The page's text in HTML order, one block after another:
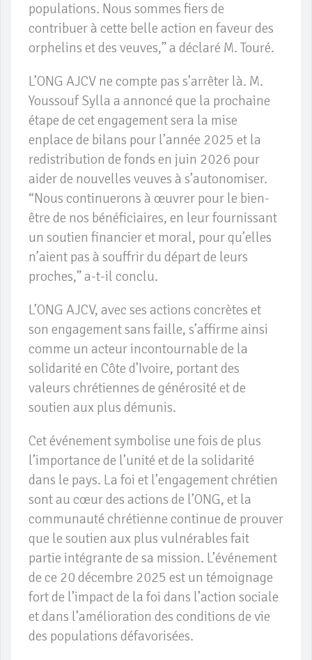
populations. Nous sommes fiers de
contribuer à cette belle action en faveur des
orphelins et des veuves,” a déclaré M. Touré.
L’ONG AJCV ne compte pas s’arrêter là. M.
Youssouf Sylla a annoncé que la prochaine
étape de cet engagement sera la mise
enplace de bilans pour l’année 2025 et la
redistribution de fonds en juin 2026 pour
aider de nouvelles veuves à s’autonomiser.
“Nous continuerons à œuvrer pour le bien-
être de nos bénéficiaires, en leur fournissant
un soutien financier et moral, pour qu’elles
n’aient pas à souffrir du départ de leurs
proches,” a-t-il conclu.
L’ONG AJCV, avec ses actions concrètes et
son engagement sans faille, s’affirme ainsi
comme un acteur incontournable de la
solidarité en Côte d’Ivoire, portant des
valeurs chrétiennes de générosité et de
soutien aux plus démunis.
Cet événement symbolise une fois de plus
l’importance de l’unité et de la solidarité
dans le pays. La foi et l’engagement chrétien
sont au cœur des actions de l’ONG, et la
communauté chrétienne continue de prouver
que le soutien aux plus vulnérables fait
partie intégrante de sa mission. L’événement
de ce 20 décembre 2025 est un témoignage
fort de l’impact de la foi dans l’action sociale
et dans l’amélioration des conditions de vie
des populations défavorisées.